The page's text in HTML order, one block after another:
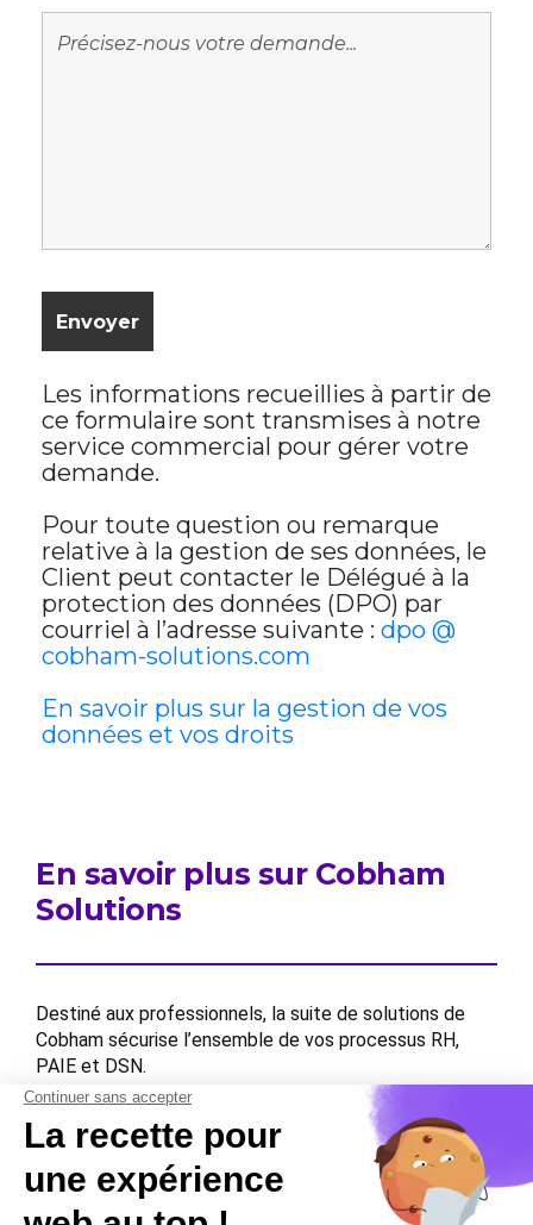
Les informations recueillies à partir de
ce formulaire sont transmises à notre
service commercial pour gérer votre
demande.
Pour toute question ou remarque
relative à la gestion de ses données, le
Client peut contacter le Délégué à la
protection des données (DPO) par
courriel à l’adresse suivante : dpo @
cobham-solutions.com
En savoir plus sur la gestion de vos
données et vos droits
En savoir plus sur Cobham
Solutions
Destiné aux professionnels, la suite de solutions de
Cobham sécurise l’ensemble de vos processus RH,
PAIE et DSN.
Contactez-nous